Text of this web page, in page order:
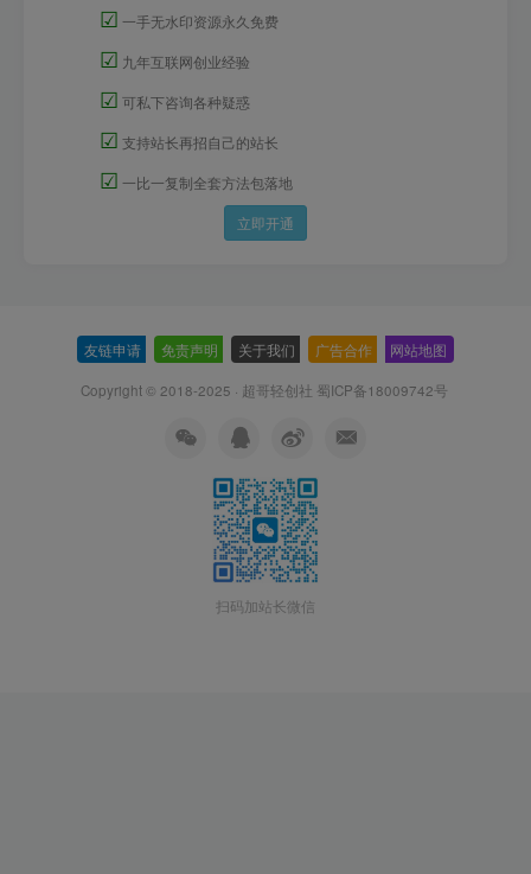
☑ 一手无水印资源永久免费
☑ 九年互联网创业经验
☑ 可私下咨询各种疑惑
☑ 支持站长再招自己的站长
☑ 一比一复制全套方法包落地
立即开通
友链申请 免责声明 关于我们 广告合作 网站地图
Copyright © 2018-2025 · 超哥轻创社 蜀ICP备18009742号
扫码加站长微信